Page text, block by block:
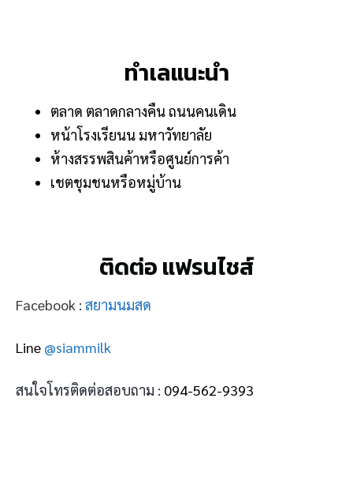
ทำเลแนะนำ
ตลาด ตลาดกลางคืน ถนนคนเดิน
หน้าโรงเรียนน มหาวัทยาลัย
ห้างสรรพสินค้าหรือศูนย์การค้า
เชตชุมชนหรือหมู่บ้าน
ติดต่อ แฟรนไชส์
Facebook : สยามนมสด
Line @siammilk
สนใจโทรติดต่อสอบถาม : 094-562-9393